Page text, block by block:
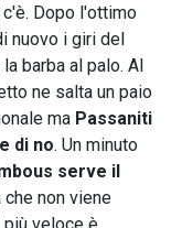
Dopo l'ottimo
nuovo i giri del
barba al palo. Al
ne salta un paio
ma Passaniti
di no. Un minuto
serve il
non viene
veloce è